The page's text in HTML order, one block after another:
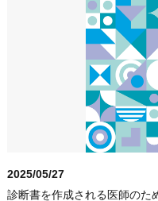
2025/05/27
診断書を作成される医師の